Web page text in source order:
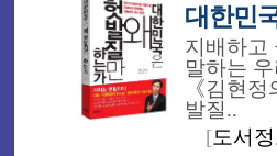
대한민
지배하고
말하는
《김현
발질..
[도서